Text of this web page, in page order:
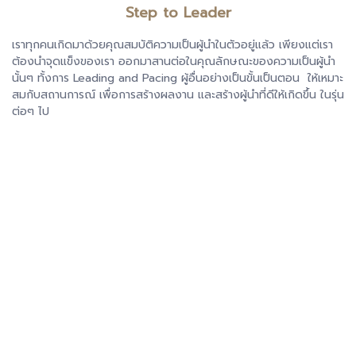
Step to Leader
เราทุกคนเกิดมาด้วยคุณสมบัติความเป็นผู้นำในตัวอยู่แล้ว เพียงแต่เรา
ต้องนำจุดแข็งของเรา ออกมาสานต่อในคุณลักษณะของความเป็นผู้นำ
นั้นๆ ทั้งการ Leading and Pacing ผู้อื่นอย่างเป็นขั้นเป็นตอน ให้เหมาะ
สมกับสถานการณ์ เพื่อการสร้างผลงาน และสร้างผู้นำที่ดีให้เกิดขึ้น ในรุ่น
ต่อๆ ไป